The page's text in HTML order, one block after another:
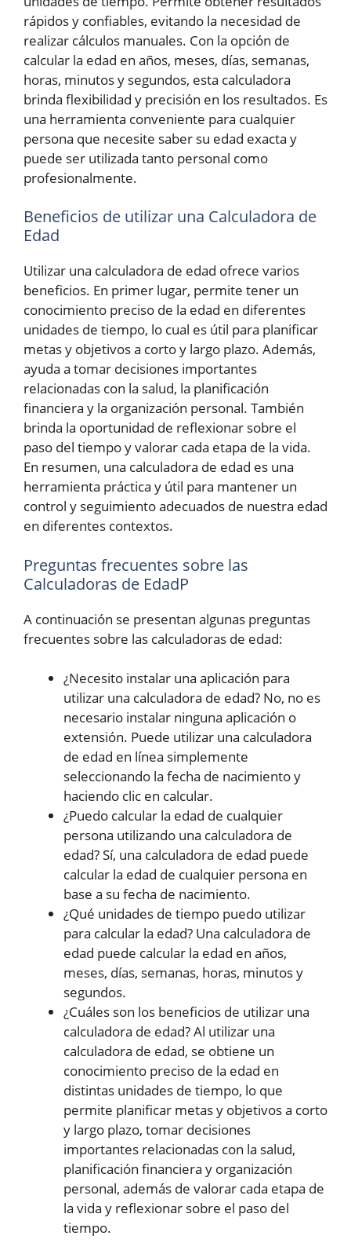
rápidos y confiables, evitando la necesidad de
realizar cálculos manuales. Con la opción de
calcular la edad en años, meses, días, semanas,
horas, minutos y segundos, esta calculadora
brinda flexibilidad y precisión en los resultados. Es
una herramienta conveniente para cualquier
persona que necesite saber su edad exacta y
puede ser utilizada tanto personal como
profesionalmente.
Beneficios de utilizar una Calculadora de
Edad
Utilizar una calculadora de edad ofrece varios
beneficios. En primer lugar, permite tener un
conocimiento preciso de la edad en diferentes
unidades de tiempo, lo cual es útil para planificar
metas y objetivos a corto y largo plazo. Además,
ayuda a tomar decisiones importantes
relacionadas con la salud, la planificación
financiera y la organización personal. También
brinda la oportunidad de reflexionar sobre el
paso del tiempo y valorar cada etapa de la vida.
En resumen, una calculadora de edad es una
herramienta práctica y útil para mantener un
control y seguimiento adecuados de nuestra edad
en diferentes contextos.
Preguntas frecuentes sobre las
Calculadoras de EdadP
A continuación se presentan algunas preguntas
frecuentes sobre las calculadoras de edad:
¿Necesito instalar una aplicación para
utilizar una calculadora de edad? No, no es
necesario instalar ninguna aplicación o
extensión. Puede utilizar una calculadora
de edad en línea simplemente
seleccionando la fecha de nacimiento y
haciendo clic en calcular.
¿Puedo calcular la edad de cualquier
persona utilizando una calculadora de
edad? Sí, una calculadora de edad puede
calcular la edad de cualquier persona en
base a su fecha de nacimiento.
¿Qué unidades de tiempo puedo utilizar
para calcular la edad? Una calculadora de
edad puede calcular la edad en años,
meses, días, semanas, horas, minutos y
segundos.
¿Cuáles son los beneficios de utilizar una
calculadora de edad? Al utilizar una
calculadora de edad, se obtiene un
conocimiento preciso de la edad en
distintas unidades de tiempo, lo que
permite planificar metas y objetivos a corto
y largo plazo, tomar decisiones
importantes relacionadas con la salud,
planificación financiera y organización
personal, además de valorar cada etapa de
la vida y reflexionar sobre el paso del
tiempo.